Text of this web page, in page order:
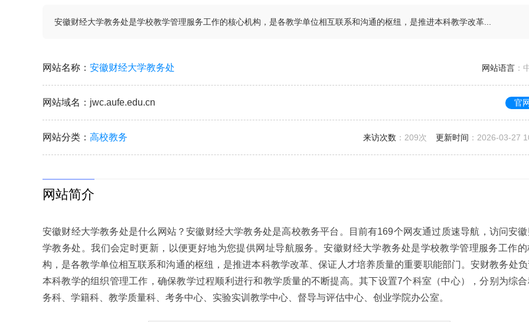
安徽财经大学教务处是学校教学管理服务工作的核心机构，是各教学单位相互联系和沟通的枢纽，是推进本科教学改革...
网站名称 ： 安徽财经大学教务处 网站语言 ：
网站域名 ：jwc.aufe.edu.cn 官
网站分类 ： 高校教务 来访次数 ： 209次 更新时间 ：2026-03-27
网站简介
安徽财经大学教务处是什么网站？安徽财经大学教务处是高校教务平台。目前有169个网友通过质速导航，访问安
学教务处。我们会定时更新，以便更好地为您提供网址导航服务。安徽财经大学教务处是学校教学管理服务工作
构，是各教学单位相互联系和沟通的枢纽，是推进本科教学改革、保证人才培养质量的重要职能部门。安财教务处
本科教学的组织管理工作，确保教学过程顺利进行和教学质量的不断提高。其下设置7个科室（中心），分别为综
务科、学籍科、教学质量科、考务中心、实验实训教学中心、督导与评估中心、创业学院办公室。